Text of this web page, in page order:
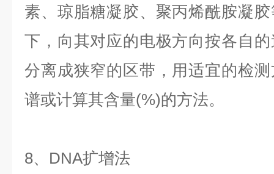
素、琼脂糖凝胶、聚丙烯酰胺凝
下，向其对应的电极方向按各自
分离成狭窄的区带，用适宜的检
谱或计算其含量(%)的方法。
8、DNA扩增法